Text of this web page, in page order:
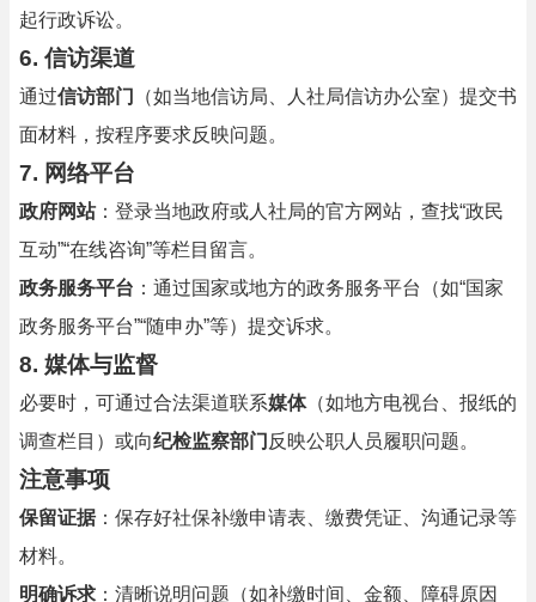
起行政诉讼。
6. 信访渠道
通过信访部门
（如当地信访局、人社局信访办公室）提交书
面材料，按程序要求反映问题。
7. 网络平台
政府网站：登录当地政府或人社局的官方网站，查找“政民
互动”“在线咨询”等栏目留言。
政务服务平台 ：通过国家或地方的政务服务平台（如“国家
政务服务平台”“随申办”等）提交诉求。
8. 媒体与监督
必要时，可通过合法渠道联系媒体（如地方电视台、报纸的
调查栏目）或向纪检监察部门 反映公职人员履职问题。
注意事项
保留证据：保存好社保补缴申请表、缴费凭证、沟通记录等
材料。
明确诉求 ：清晰说明问题（如补缴时间、金额、障碍原因